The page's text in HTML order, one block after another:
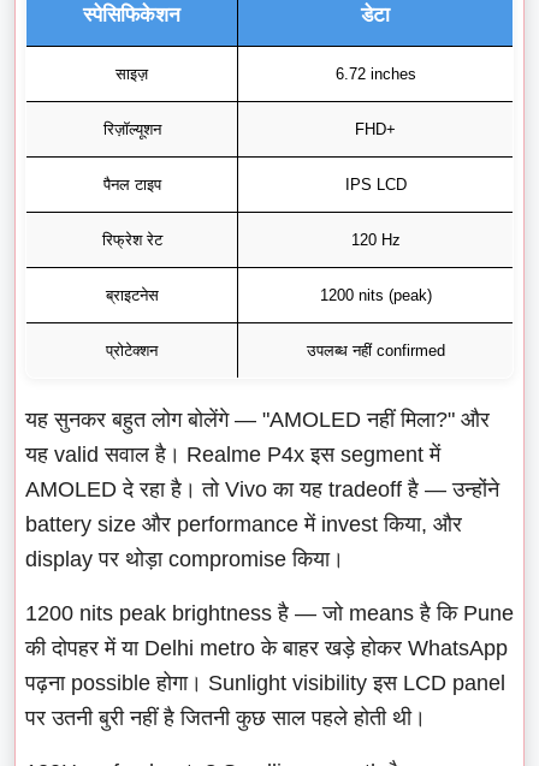
स्पेसिफिकेशन डेटा
साइज़ 6.72 inches
रिज़ॉल्यूशन FHD+
पैनल टाइप IPS LCD
रिफ्रेश रेट 120 Hz
ब्राइटनेस 1200 nits (peak)
प्रोटेक्शन उपलब्ध नहीं confirmed
यह सुनकर बहुत लोग बोलेंगे — "AMOLED नहीं मिला?" और
यह valid सवाल है। Realme P4x इस segment में
AMOLED दे रहा है। तो Vivo का यह tradeoff है — उन्होंने
battery size और performance में invest किया, और
display पर थोड़ा compromise किया।
1200 nits peak brightness है — जो means है कि Pune
की दोपहर में या Delhi metro के बाहर खड़े होकर WhatsApp
पढ़ना possible होगा। Sunlight visibility इस LCD panel
पर उतनी बुरी नहीं है जितनी कुछ साल पहले होती थी।